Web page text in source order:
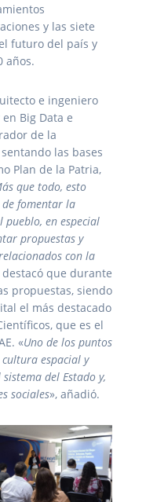
y las siete
futuro del país y
años.
e ingeniero
Big Data e
de la
las bases
Plan de la Patria,
que todo, esto
fomentar la
en especial
propuestas y
con la
que durante
propuestas, siendo
el más destacado
que es el
«Uno de los puntos
espacial y
del Estado y,
sociales», añadió.